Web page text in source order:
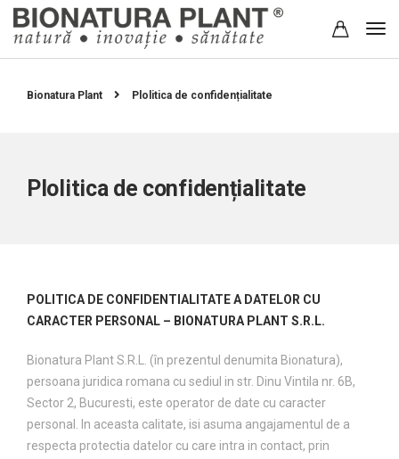
Bionatura Plant Plolitica de confidențialitate
Plolitica de confidențialitate
POLITICA DE CONFIDENTIALITATEA DATELOR CU
CARACTER PERSONAL – BIONATURA PLANT S.R.L.
Bionatura Plant S.R.L. (în prezentul denumita Bionatura),
persoana juridica romana cu sediul in str. Dinu Vintila nr. 6B,
Sector 2, Bucuresti, este operator de date cu caracter
personal. In aceasta calitate, isi asuma angajamentul de a
respecta protectia datelor cu care intra in contact, prin